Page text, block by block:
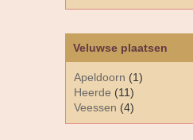
Veluwse plaatsen
Apeldoorn (1)
Heerde (11)
Veessen (4)